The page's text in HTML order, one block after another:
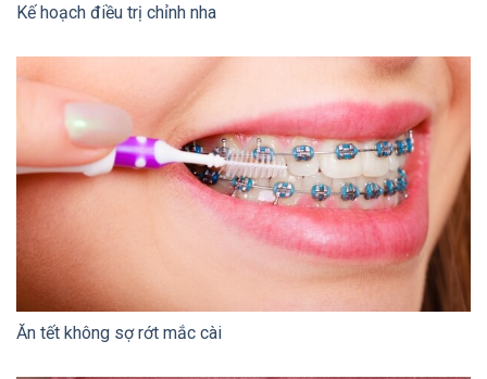
Kế hoạch điều trị chỉnh nha
Ăn tết không sợ rớt mắc cài